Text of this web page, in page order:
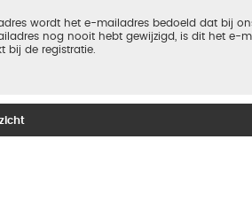
wordt het e-mailadres bedoeld dat bij
nog nooit hebt gewijzigd, is dit het e-
bij de registratie.